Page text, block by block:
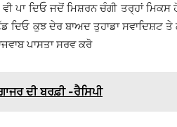
ਪਾ ਦਿਓ ਜਦੋਂ ਮਿਸ਼ਰਨ ਚੰਗੀ ਤਰ੍ਹਾਂ ਮਿਕਸ
ਦਿਓ ਕੁਝ ਦੇਰ ਬਾਅਦ ਤੁਹਾਡਾ ਸਵਾਦਿਸ਼ਟ
ਪਾਸਤਾ ਸਰਵ ਕਰੋ
ਦੀ ਬਰਫ਼ੀ -ਰੈਸਿਪੀ